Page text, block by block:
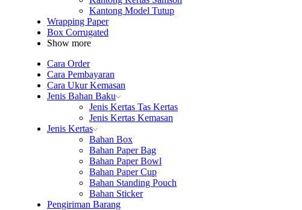
Kantong Model Tutup
Wrapping Paper
Box Corrugated
Show more
Cara Order
Cara Pembayaran
Cara Ukur Kemasan
Jenis Bahan Baku
Jenis Kertas Tas Kertas
Jenis Kertas Kemasan
Jenis Kertas
Bahan Box
Bahan Paper Bag
Bahan Paper Bowl
Bahan Paper Cup
Bahan Standing Pouch
Bahan Sticker
Pengiriman Barang